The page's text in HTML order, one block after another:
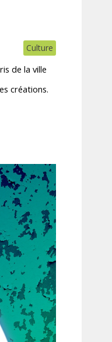
Culture
de la ville
créations.